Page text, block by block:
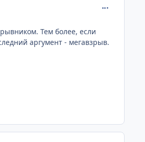
Тем более, если
аргумент - мегавзрыв.